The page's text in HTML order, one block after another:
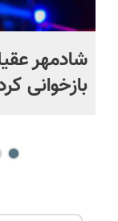
شادمهر
بازخوانی